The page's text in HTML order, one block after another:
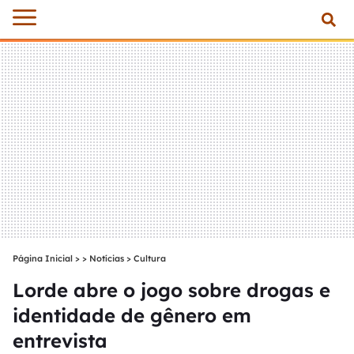
Página Inicial > Notícias > Cultura
Lorde abre o jogo sobre drogas e
identidade de gênero em
entrevista